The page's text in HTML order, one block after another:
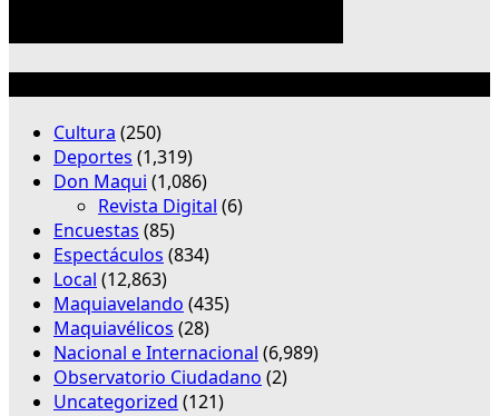
Cultura (250)
Deportes (1,319)
Don Maqui (1,086)
Revista Digital (6)
Encuestas (85)
Espectáculos (834)
Local (12,863)
Maquiavelando (435)
Maquiavélicos (28)
Nacional e Internacional (6,989)
Observatorio Ciudadano (2)
Uncategorized (121)